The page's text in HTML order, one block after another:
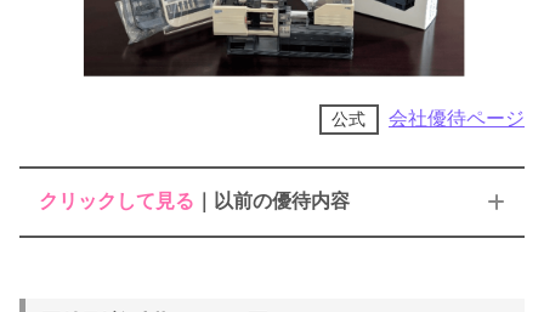
公式 会社優待ページ
クリックして見る ｜以前の優待内容